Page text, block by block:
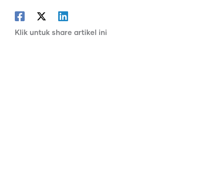
Klik untuk share artikel ini